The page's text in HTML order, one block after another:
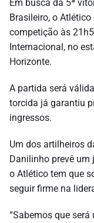
Em busca da 5ª
Brasileiro, o
competição às
Internacional, no
Horizonte.
A partida será
torcida já garantiu
ingressos.
Um dos artilheiros
Danilinho prevê
o Atlético tem que
seguir firme na
“Sabemos que